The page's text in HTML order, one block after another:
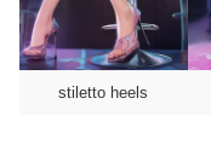
stiletto heels